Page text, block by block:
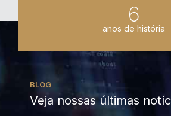
6
anos de história
BLOG
Veja nossas últimas